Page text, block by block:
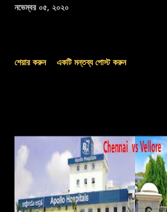
নভেম্বর ০৫, ২০২০
শেয়ার করুন একটি মন্তব্য পোস্ট করুন